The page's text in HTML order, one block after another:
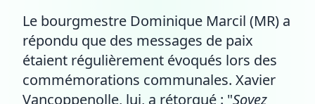
Le bourgmestre Dominique Marcil (MR) a
répondu que des messages de paix
étaient régulièrement évoqués lors des
commémorations communales. Xavier
Vancoppenolle, lui, a rétorqué : "Soyez